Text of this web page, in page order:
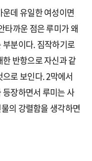
데 유일한 여성이면
타까운 점은 루미가 왜
분이다. 짐작하기로
반항으로 자신과 같
로 보인다. 2막에서
장하면서 루미는 사
의 강렬함을 생각하면